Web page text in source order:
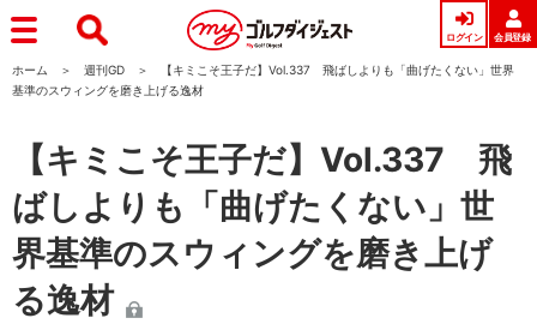
ログイン 会員登録
ホーム 週刊GD
【キミこそ王子だ】Vol.337 飛ばしよりも「曲げたくない」世界
基準のスウィングを磨き上げる逸材
【キミこそ王子だ】Vol.337 飛
ばしよりも「曲げたくない」世
界基準のスウィングを磨き上げ
る逸材